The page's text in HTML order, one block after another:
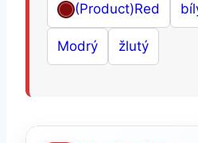
(Product)Red
Modrý žlutý